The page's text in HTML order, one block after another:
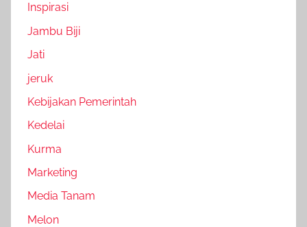
Inspirasi
Jambu Biji
Jati
jeruk
Kebijakan Pemerintah
Kedelai
Kurma
Marketing
Media Tanam
Melon